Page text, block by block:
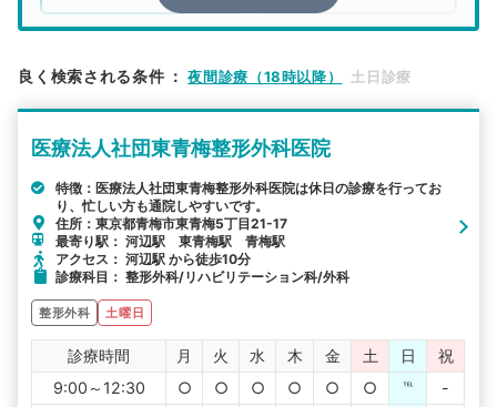
検索する
詳細条件で絞り込む
その他の検索方法
駅から探す
良く検索される条件 ： 夜間診療（18時以降） 土日診療
医療法人社団東青梅整形外科医院
特徴：医療法人社団東青梅整形外科医院は休日の診療を行ってお
り、忙しい方も通院しやすいです。
住所：東京都青梅市東青梅5丁目21-17
最寄り駅： 河辺駅 東青梅駅 青梅駅
アクセス： 河辺駅 から徒歩10分
診療科目： 整形外科/リハビリテーション科/外科
整形外科 土曜日
診療時間 月 火 水 木 金 土 日
祝
9:00～12:30
○ ○ ○ ○ ○ ○ ℡
-